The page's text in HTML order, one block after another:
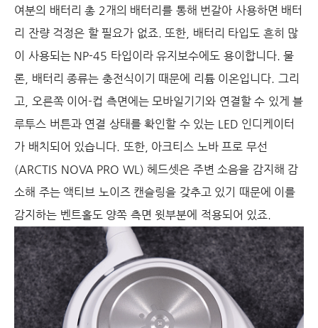
여분의 배터리 총 2개의 배터리를 통해 번갈아 사용하면 배터
리 잔량 걱정은 할 필요가 없죠. 또한, 배터리 타입도 흔히 많
이 사용되는 NP-45 타입이라 유지보수에도 용이합니다. 물
론, 배터리 종류는 충전식이기 때문에 리튬 이온입니다. 그리
고, 오른쪽 이어-컵 측면에는 모바일기기와 연결할 수 있게 블
루투스 버튼과 연결 상태를 확인할 수 있는 LED 인디케이터
가 배치되어 있습니다. 또한, 아크티스 노바 프로 무선
(ARCTIS NOVA PRO WL) 헤드셋은 주변 소음을 감지해 감
소해 주는 액티브 노이즈 캔슬링을 갖추고 있기 때문에 이를
감지하는 벤트홀도 양쪽 측면 윗부분에 적용되어 있죠.